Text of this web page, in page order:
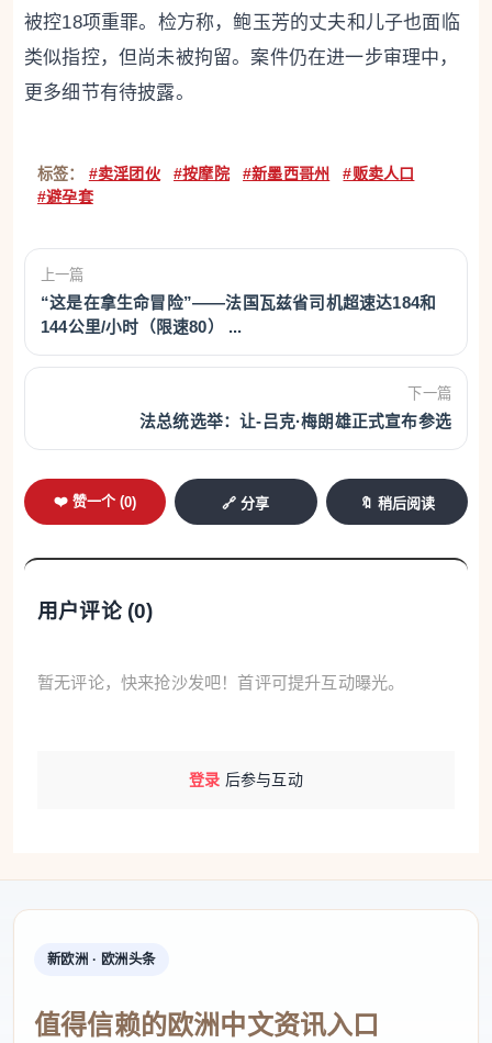
被控18项重罪。检方称，鲍玉芳的丈夫和儿子也面临
类似指控，但尚未被拘留。案件仍在进一步审理中，
更多细节有待披露。
标签： #卖淫团伙 #按摩院 #新墨西哥州
#贩卖人口
#避孕套
上一篇
“这是在拿生命冒险”——法国瓦兹省司机超速达184和
144公里/小时（限速80） ...
下一篇
法总统选举：让-吕克·梅朗雄正式宣布参选
❤️ 赞一个 (0) 🔗 分享 🔖 稍后阅读
用户评论 (0)
暂无评论，快来抢沙发吧！首评可提升互动曝光。
登录 后参与互动
新欧洲 · 欧洲头条
值得信赖的欧洲中文资讯入口